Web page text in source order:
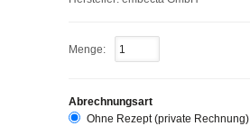
Menge:
Abrechnungsart
Ohne Rezept (private Rechnung)